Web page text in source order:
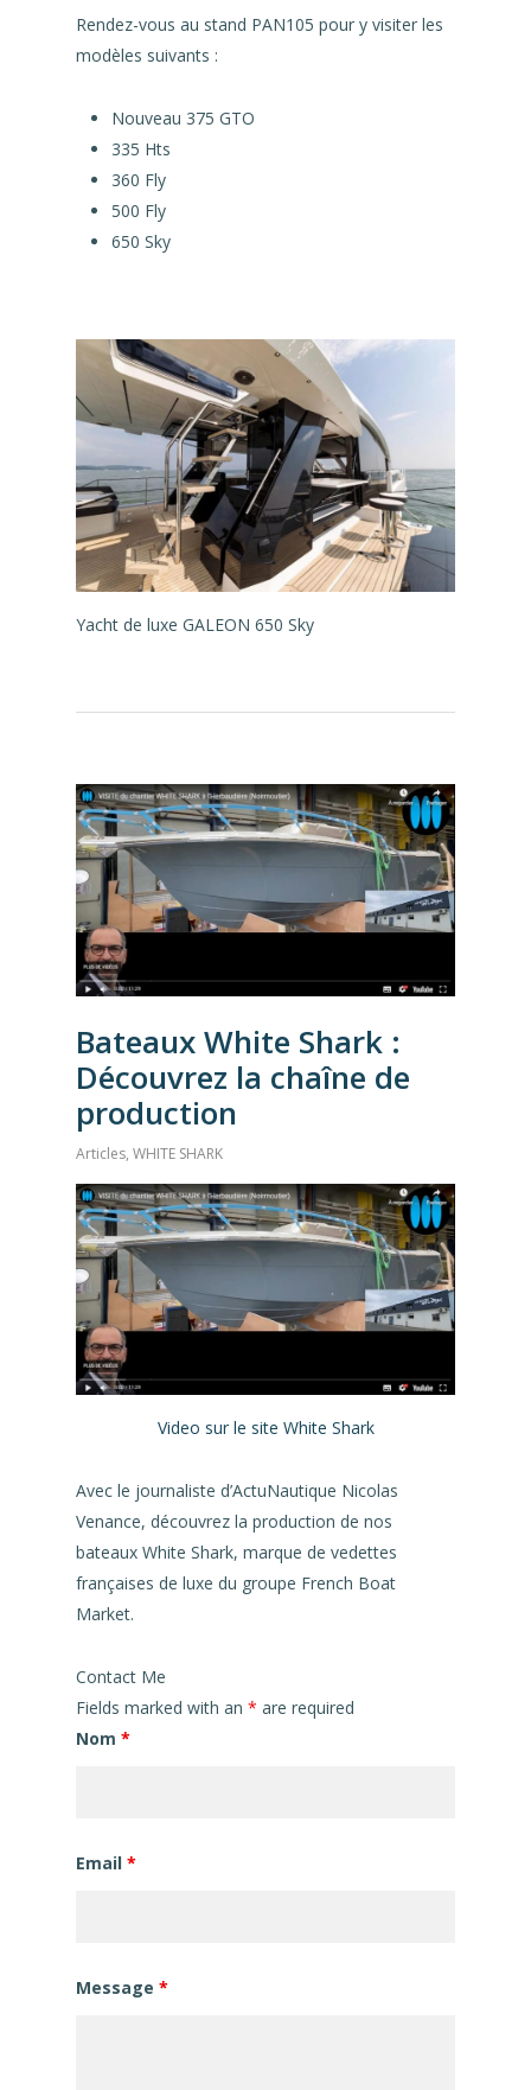
Rendez-vous au stand PAN105 pour y visiter les
modèles suivants :
Nouveau 375 GTO
335 Hts
360 Fly
500 Fly
650 Sky
Yacht de luxe GALEON 650 Sky
Bateaux White Shark :
Découvrez la chaîne de
production
Articles, WHITE SHARK
Video sur le site White Shark
Avec le journaliste d’ActuNautique Nicolas
Venance, découvrez la production de nos
bateaux White Shark, marque de vedettes
françaises de luxe du groupe French Boat
Market.
Contact Me
Fields marked with an * are required
Nom *
Email *
Message *